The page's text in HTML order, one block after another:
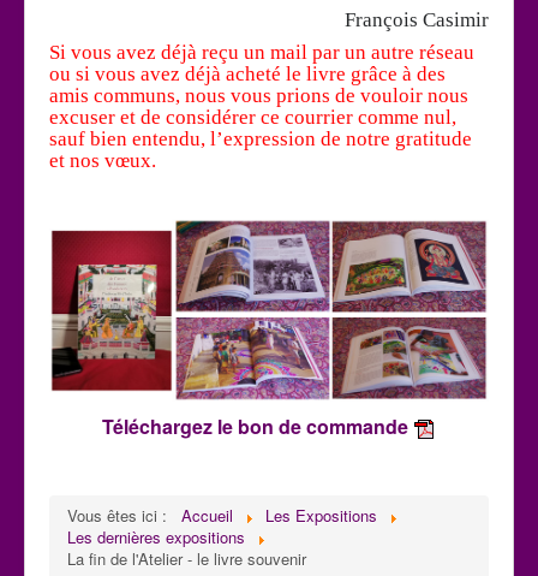
François Casimir
Si vous avez déjà reçu un mail par un autre réseau
ou si vous avez déjà acheté le livre grâce à des
amis communs, nous vous prions de vouloir nous
excuser et de considérer ce courrier comme nul,
sauf bien entendu, l’expression de notre gratitude
et nos vœux.
Téléchargez le bon de commande
Vous êtes ici : Accueil
Les Expositions
Les dernières expositions
La fin de l'Atelier - le livre souvenir